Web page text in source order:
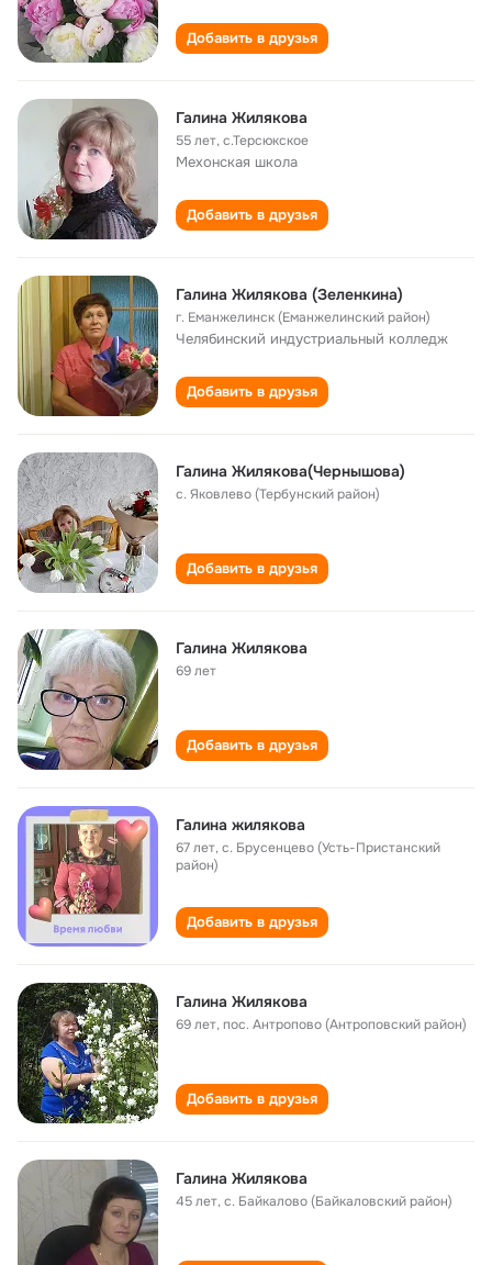
Добавить в друзья
Галина Жилякова
55 лет,с.Терсюкское
Мехонская школа
Добавить в друзья
Галина Жилякова (Зеленкина)
г. Еманжелинск (Еманжелинский район)
Челябинский индустриальный колледж
Добавить в друзья
Галина Жилякова(Чернышова)
с. Яковлево (Тербунский район)
Добавить в друзья
Галина Жилякова
69 лет
Добавить в друзья
Галина жилякова
67 лет,с. Брусенцево (Усть-Пристанский
район)
Добавить в друзья
Галина Жилякова
69 лет,пос. Антропово (Антроповский район)
Добавить в друзья
Галина Жилякова
45 лет,с. Байкалово (Байкаловский район)